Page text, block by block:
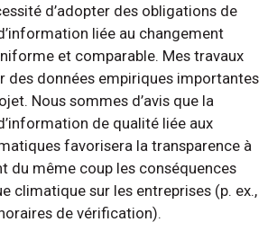
d’adopter des obligations de
liée au changement
et comparable. Mes travaux
des données empiriques importantes
Nous sommes d’avis que la
de qualité liée aux
favorisera la transparence à
du même coup les conséquences
climatique sur les entreprises (p. ex.,
de vérification).